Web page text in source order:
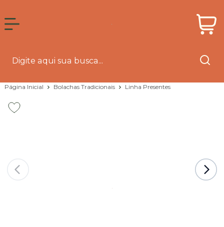
Página Inicial Bolachas Tradicionais Linha Presentes